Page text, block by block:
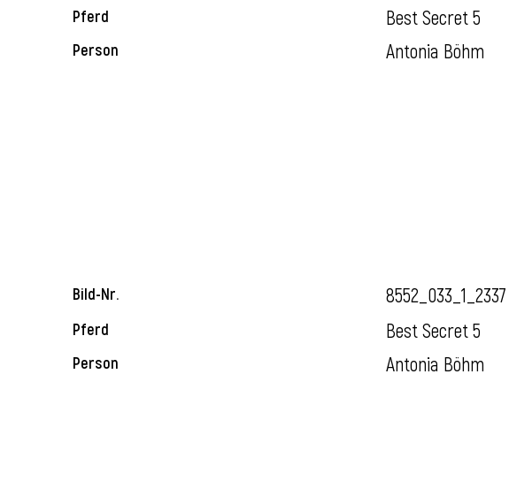
Pferd Best Secret 5
Person Antonia Böhm
Bild-Nr. 8552_033_1_2337
Pferd Best Secret 5
Person Antonia Böhm